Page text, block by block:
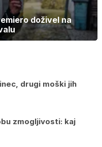
doživel na
drugi moški jih
zmogljivosti: kaj